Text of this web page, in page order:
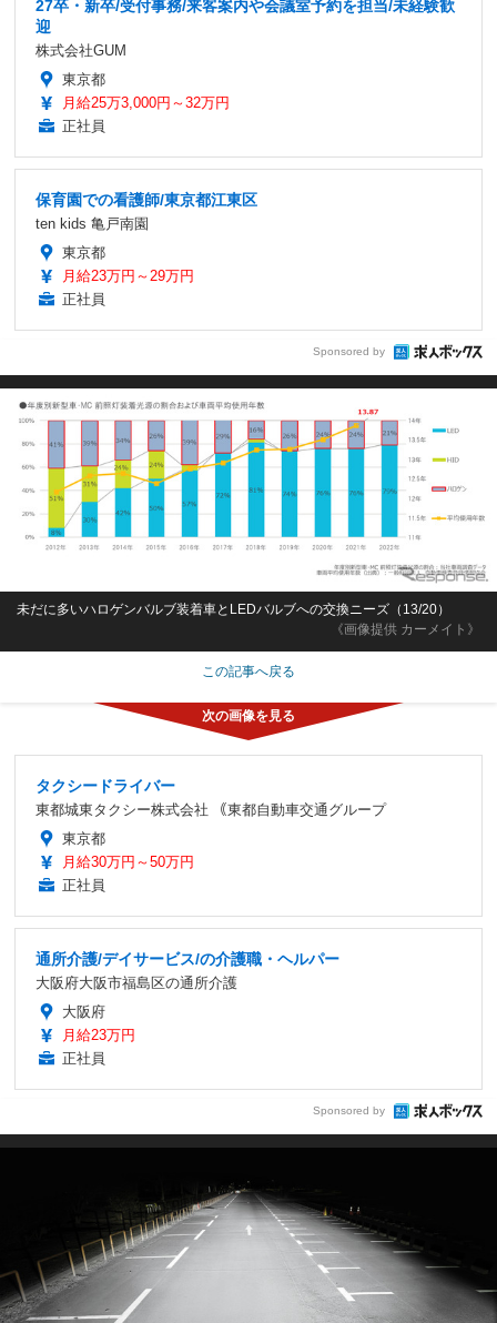
27卒・新卒/受付事務/来客案内や会議室予約を担当/未経験歓
迎
株式会社GUM
東京都
月給25万3,000円～32万円
正社員
保育園での看護師/東京都江東区
ten kids 亀戸南園
東京都
月給23万円～29万円
正社員
Sponsored by
《画像提供 カーメイト》
未だに多いハロゲンバルブ装着車とLEDバルブへの交換ニーズ（13/20）
この記事へ戻る
タクシードライバー
東都城東タクシー株式会社 ｟東都自動車交通グループ
東京都
月給30万円～50万円
正社員
通所介護/デイサービス/の介護職・ヘルパー
大阪府大阪市福島区の通所介護
大阪府
月給23万円
正社員
Sponsored by